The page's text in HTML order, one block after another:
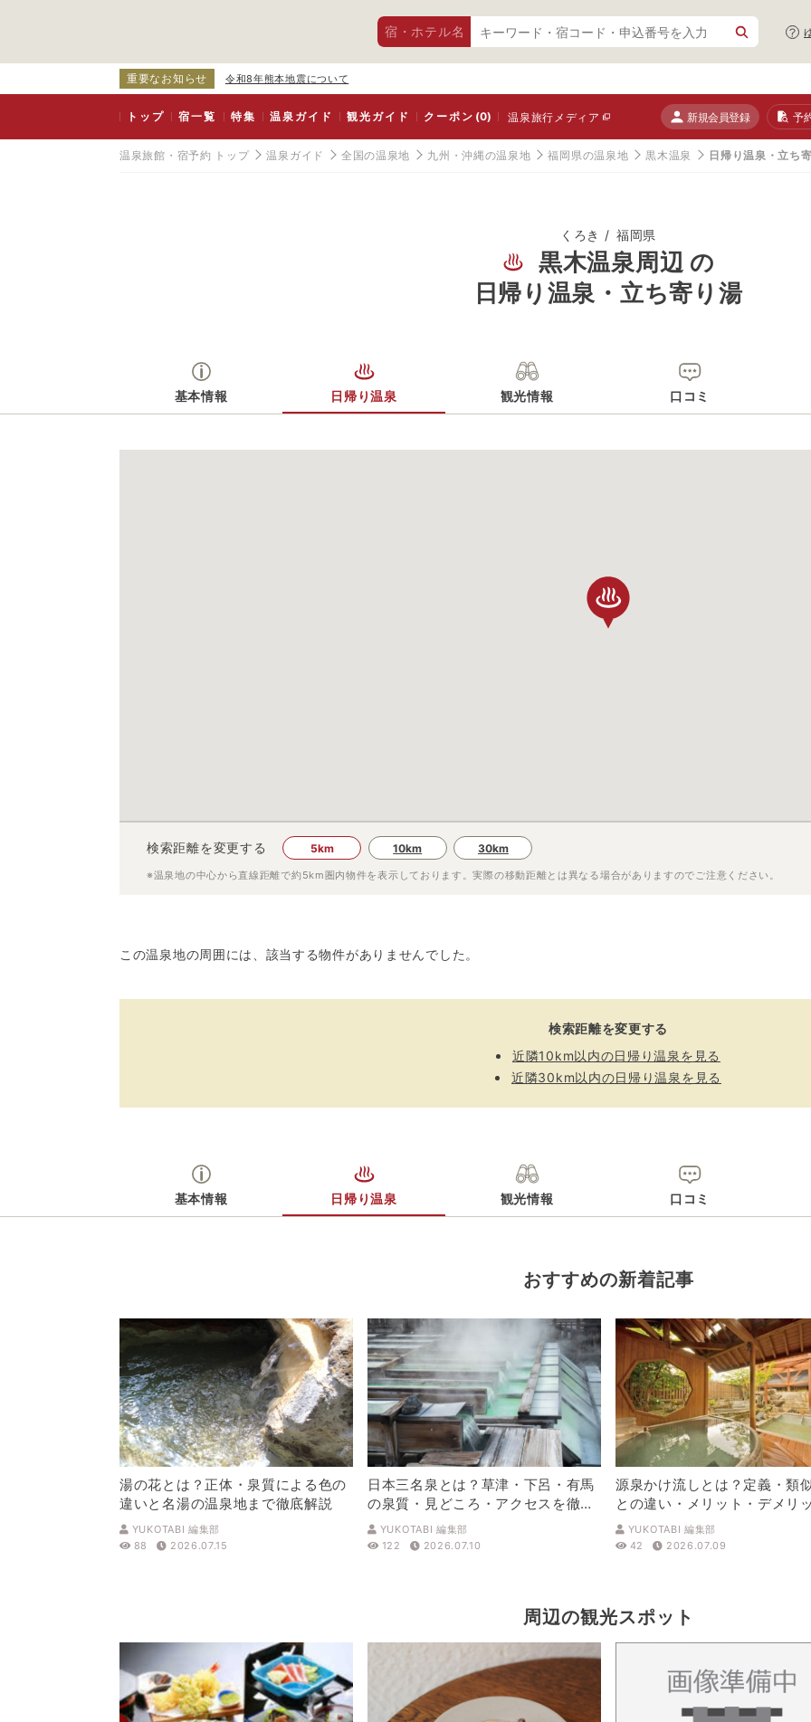
宿・ホテル名
重要なお知らせ 令和8年熊本地震について
トップ 宿一覧 特集 温泉ガイド 観光ガイド クーポン(0) 温泉旅行メディア 新規会員登録 予
温泉旅館・宿予約 トップ 温泉ガイド 全国の温泉地 九州・沖縄の温泉地 福岡県の温泉地 黒木温泉 日帰り温泉・立ち
くろき 福岡県
黒木温泉周辺 の
日帰り温泉・立ち寄り湯
基本情報 日帰り温泉 観光情報 口コミ
検索距離を変更する 5km 10km 30km
※温泉地の中心から直線距離で約5km 圏内物件を表示しております。実際の移動距離とは異なる場合がありますのでご注意ください。
この温泉地の周囲には、該当する物件がありませんでした。
検索距離を変更する
近隣10km以内の日帰り温泉を見る
近隣30km以内の日帰り温泉を見る
基本情報 日帰り温泉 観光情報 口コミ
おすすめの新着記事
湯の花とは？正体・泉質による色の
違いと名湯の温泉地まで徹底解説
YUKOTABI 編集部
88
2026.07.15
日本三名泉とは？草津・下呂・有馬
の泉質・見どころ・アクセスを徹底
解説
YUKOTABI 編集部
122
2026.07.10
源泉かけ流しとは？定義・類
との違い・メリット・デメリ
解説
YUKOTABI 編集部
42
2026.07.09
周辺の観光スポット